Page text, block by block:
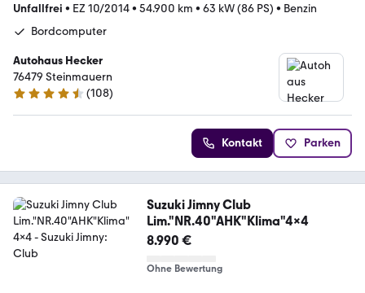
Unfallfrei • EZ 10/2014• 54.900 km • 63 kW (86 PS) • Benzin
Bordcomputer
Autohaus Hecker
76479 Steinmauern
4.6 Sterne
(108)
Kontakt Parken
Suzuki Jimny Club
Lim."NR.40"AHK"Klima"4x4
8.990 €
Ohne Bewertung